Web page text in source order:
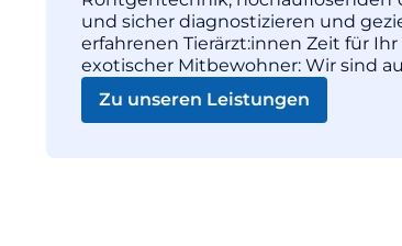
und sicher diagnostizieren und
erfahrenen Tierärzt:innen Zeit für
exotischer Mitbewohner: Wir sind
Zu unseren Leistungen